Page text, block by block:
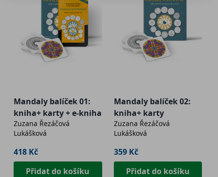
Mandaly balíček 01:
kniha+ karty + e-kniha
Zuzana Řezáčová
Lukášková
418 Kč
Přidat do košíku
Mandaly balíček 02:
kniha+ karty
Zuzana Řezáčová
Lukášková
359 Kč
Přidat do košíku